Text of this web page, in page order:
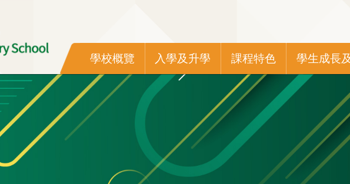
Main
navigation
學校概覽 入學及升學 課程特色 學生成長